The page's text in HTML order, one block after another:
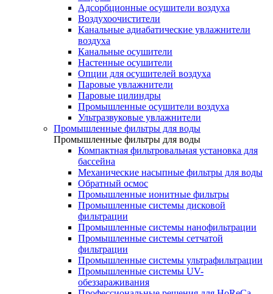
Адсорбционные осушители воздуха
Воздухоочистители
Канальные адиабатические увлажнители
воздуха
Канальные осушители
Настенные осушители
Опции для осушителей воздуха
Паровые увлажнители
Паровые цилиндры
Промышленные осушители воздуха
Ультразвуковые увлажнители
Промышленные фильтры для воды
Промышленные фильтры для воды
Компактная фильтровальная установка для
бассейна
Механические насыпные фильтры для воды
Обратный осмос
Промышленные ионитные фильтры
Промышленные системы дисковой
фильтрации
Промышленные системы нанофильтрации
Промышленные системы сетчатой
фильтрации
Промышленные системы ультрафильтрации
Промышленные системы UV-
обеззараживания